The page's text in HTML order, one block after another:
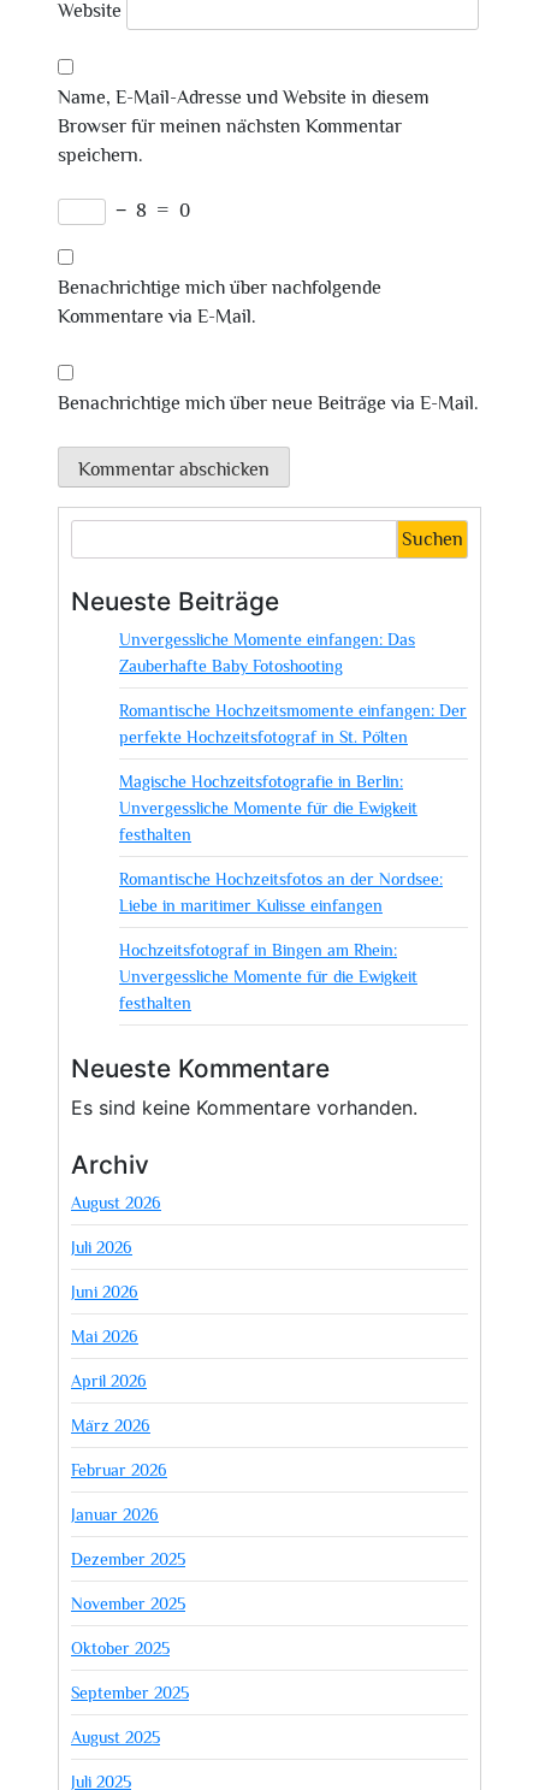
Website
Name, E-Mail-Adresse und Website in diesem
Browser für meinen nächsten Kommentar
speichern.
− 8 = 0
Benachrichtige mich über nachfolgende
Kommentare via E-Mail.
Benachrichtige mich über neue Beiträge via E-Mail.
Suchen
Neueste Beiträge
Unvergessliche Momente einfangen: Das
Zauberhafte Baby Fotoshooting
Romantische Hochzeitsmomente einfangen: Der
perfekte Hochzeitsfotograf in St. Pölten
Magische Hochzeitsfotografie in Berlin:
Unvergessliche Momente für die Ewigkeit
festhalten
Romantische Hochzeitsfotos an der Nordsee:
Liebe in maritimer Kulisse einfangen
Hochzeitsfotograf in Bingen am Rhein:
Unvergessliche Momente für die Ewigkeit
festhalten
Neueste Kommentare
Es sind keine Kommentare vorhanden.
Archiv
August 2026
Juli 2026
Juni 2026
Mai 2026
April 2026
März 2026
Februar 2026
Januar 2026
Dezember 2025
November 2025
Oktober 2025
September 2025
August 2025
Juli 2025